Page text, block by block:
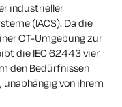
industrieller
(IACS). Da die
OT-Umgebung zur
die IEC 62443 vier
den Bedürfnissen
von ihrem